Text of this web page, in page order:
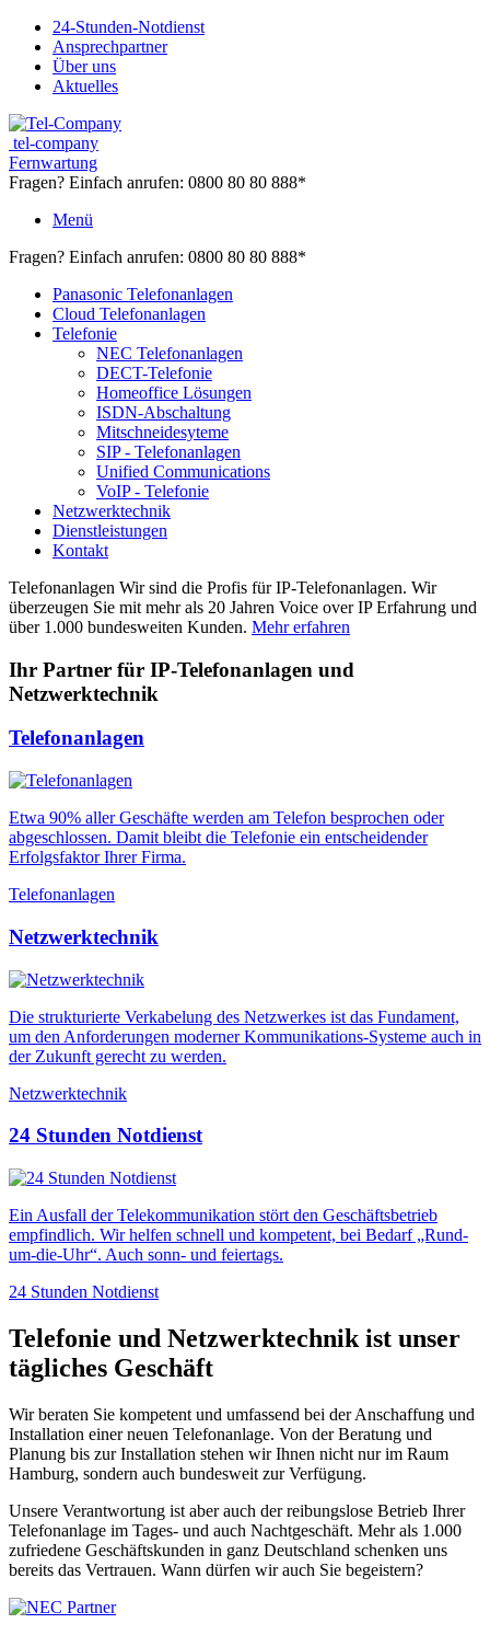
24-Stunden-Notdienst
Ansprechpartner
Über uns
Aktuelles
tel-company
Fernwartung
Fragen? Einfach anrufen: 0800 80 80 888*
Menü
Fragen? Einfach anrufen: 0800 80 80 888*
Panasonic Telefonanlagen
Cloud Telefonanlagen
Telefonie
NEC Telefonanlagen
DECT-Telefonie
Homeoffice Lösungen
ISDN-Abschaltung
Mitschneidesyteme
SIP - Telefonanlagen
Unified Communications
VoIP - Telefonie
Netzwerktechnik
Dienstleistungen
Kontakt
Telefonanlagen Wir sind die Profis für IP-Telefonanlagen. Wir
überzeugen Sie mit mehr als 20 Jahren Voice over IP Erfahrung und
über 1.000 bundesweiten Kunden. Mehr erfahren
Ihr Partner für IP-Telefonanlagen und
Netzwerktechnik
Telefonanlagen
Etwa 90% aller Geschäfte werden am Telefon besprochen oder
abgeschlossen. Damit bleibt die Telefonie ein entscheidender
Erfolgsfaktor Ihrer Firma.
Telefonanlagen
Netzwerktechnik
Die strukturierte Verkabelung des Netzwerkes ist das Fundament,
um den Anforderungen moderner Kommunikations-Systeme auch in
der Zukunft gerecht zu werden.
Netzwerktechnik
24 Stunden Notdienst
Ein Ausfall der Telekommunikation stört den Geschäftsbetrieb
empfindlich. Wir helfen schnell und kompetent, bei Bedarf „Rund-
um-die-Uhr“. Auch sonn- und feiertags.
24 Stunden Notdienst
Telefonie und Netzwerktechnik ist unser
tägliches Geschäft
Wir beraten Sie kompetent und umfassend bei der Anschaffung und
Installation einer neuen Telefonanlage. Von der Beratung und
Planung bis zur Installation stehen wir Ihnen nicht nur im Raum
Hamburg, sondern auch bundesweit zur Verfügung.
Unsere Verantwortung ist aber auch der reibungslose Betrieb Ihrer
Telefonanlage im Tages- und auch Nachtgeschäft. Mehr als 1.000
zufriedene Geschäftskunden in ganz Deutschland schenken uns
bereits das Vertrauen. Wann dürfen wir auch Sie begeistern?